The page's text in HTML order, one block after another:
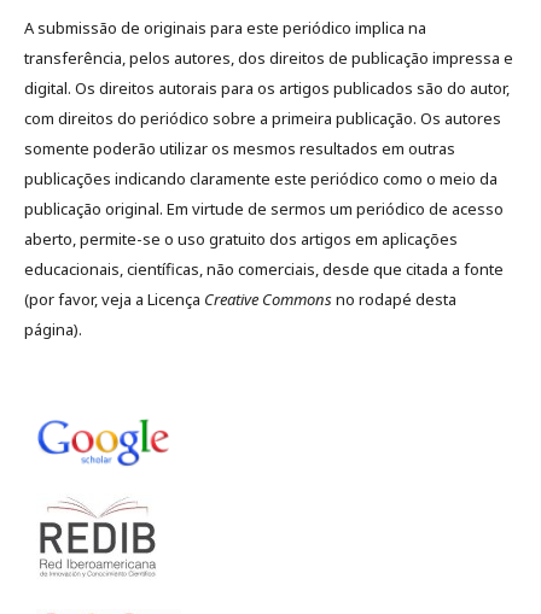
A submissão de originais para este periódico implica na
transferência, pelos autores, dos direitos de publicação impressa e
digital. Os direitos autorais para os artigos publicados são do autor,
com direitos do periódico sobre a primeira publicação. Os autores
somente poderão utilizar os mesmos resultados em outras
publicações indicando claramente este periódico como o meio da
publicação original. Em virtude de sermos um periódico de acesso
aberto, permite-se o uso gratuito dos artigos em aplicações
educacionais, científicas, não comerciais, desde que citada a fonte
(por favor, veja a Licença Creative Commonsno rodapé desta
página).